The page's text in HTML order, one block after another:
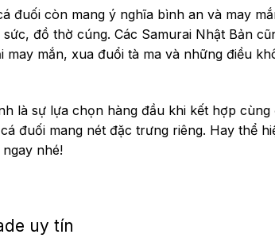
đuối còn mang ý nghĩa bình an và may
đồ thờ cúng. Các Samurai Nhật Bản
mắn, xua đuổi tà ma và những điều
là sự lựa chọn hàng đầu khi kết hợp cùng
đuối mang nét đặc trưng riêng. Hay thể
nhé!
uy tín